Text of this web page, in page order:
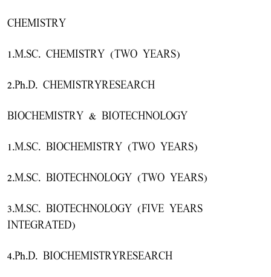
CHEMISTRY
1.M.SC. CHEMISTRY (TWO YEARS)
2.Ph.D. CHEMISTRYRESEARCH
BIOCHEMISTRY & BIOTECHNOLOGY
1.M.SC. BIOCHEMISTRY (TWO YEARS)
2.M.SC. BIOTECHNOLOGY (TWO YEARS)
3.M.SC. BIOTECHNOLOGY (FIVE YEARS
INTEGRATED)
4.Ph.D. BIOCHEMISTRYRESEARCH